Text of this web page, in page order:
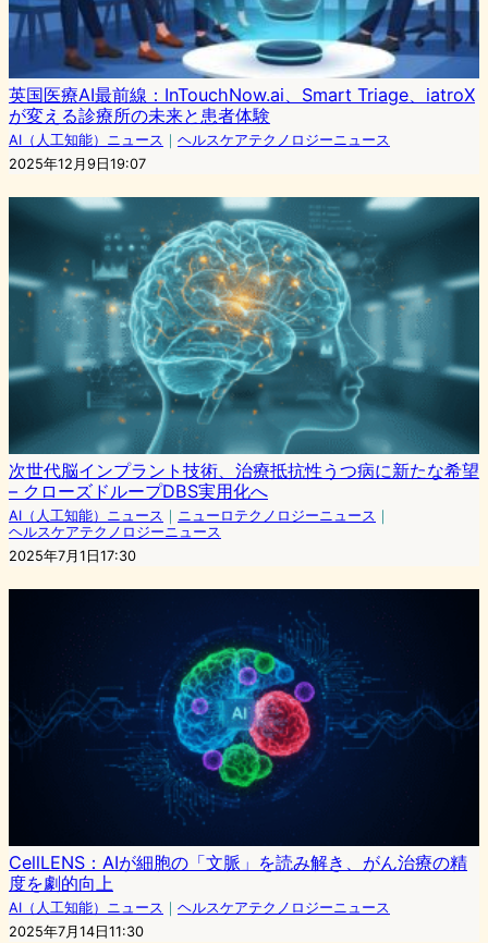
英国医療AI最前線：InTouchNow.ai、Smart Triage、iatroX
が変える診療所の未来と患者体験
AI（人工知能）ニュース ｜ ヘルスケアテクノロジーニュース
2025年12月9日19:07
次世代脳インプラント技術、治療抵抗性うつ病に新たな希望
– クローズドループDBS実用化へ
AI（人工知能）ニュース ｜ ニューロテクノロジーニュース ｜
ヘルスケアテクノロジーニュース
2025年7月1日17:30
CellLENS：AIが細胞の「文脈」を読み解き、がん治療の精
度を劇的向上
AI（人工知能）ニュース ｜ ヘルスケアテクノロジーニュース
2025年7月14日11:30